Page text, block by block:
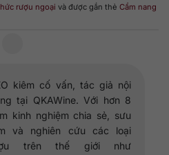
rượu ngoại và được gắn thẻ Cẩm nang
kiêm cố vấn, tác giả nội
tại QKAWine. Với hơn 8
kinh nghiệm chia sẻ, sưu
và nghiên cứu các loại
trên thế giới như